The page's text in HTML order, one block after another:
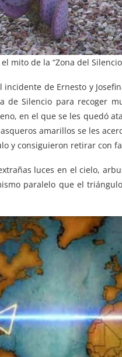
mito de la “Zona del
incidente de Ernesto y
de Silencio para recoger
en el que se les quedó
amarillos se les
y consiguieron retirar con
luces en el cielo,
paralelo que el